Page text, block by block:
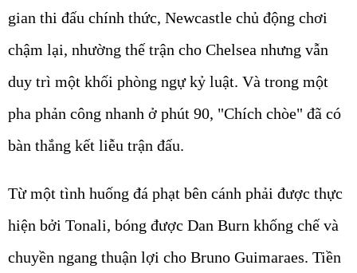
gian thi đấu chính thức, Newcastle chủ động chơi
chậm lại, nhường thế trận cho Chelsea nhưng vẫn
duy trì một khối phòng ngự kỷ luật. Và trong một
pha phản công nhanh ở phút 90, "Chích chòe" đã có
bàn thắng kết liễu trận đấu.
Từ một tình huống đá phạt bên cánh phải được thực
hiện bởi Tonali, bóng được Dan Burn khống chế và
chuyền ngang thuận lợi cho Bruno Guimaraes. Tiền